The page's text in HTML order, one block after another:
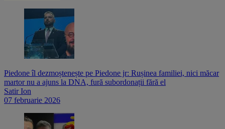
Piedone îl dezmoștenește pe Piedone jr: Rușinea familiei, nici măcar
martor nu a ajuns la DNA, fură subordonații fără el
Satir Ion
07 februarie 2026